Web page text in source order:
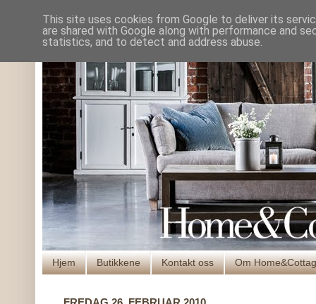
Hjem Butikkene Kontakt oss Om
This site uses cookies from Google to deliver its
are shared with Google along with performance and
statistics, and to detect and address abuse.